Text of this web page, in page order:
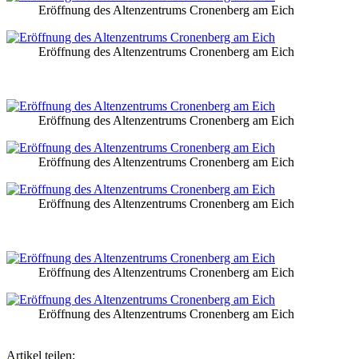
Eröffnung des Altenzentrums Cronenberg am Eich
Eröffnung des Altenzentrums Cronenberg am Eich
Eröffnung des Altenzentrums Cronenberg am Eich
Eröffnung des Altenzentrums Cronenberg am Eich
Eröffnung des Altenzentrums Cronenberg am Eich
Eröffnung des Altenzentrums Cronenberg am Eich
Eröffnung des Altenzentrums Cronenberg am Eich
Artikel teilen: